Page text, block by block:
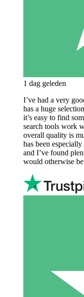
1 dag geleden
I’ve had a very
has a huge
it’s easy to find
search tools work
overall quality is
has been
and I’ve found
would otherwise